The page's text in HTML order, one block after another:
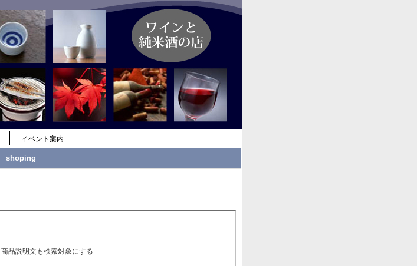
イベント案内
shoping
商品説明文も検索対象にする